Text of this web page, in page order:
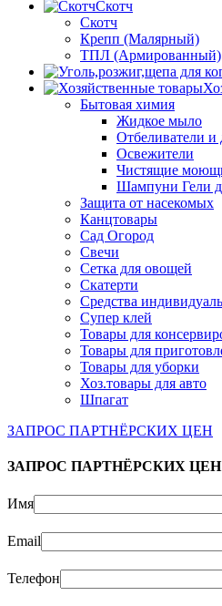
Скотч
Скотч
Крепп (Малярный)
ТПЛ (Армированный)
Бытовая химия
Жидкое мыло
Отбеливатели и
Освежители
Чистящие
Шампуни Гели
Защита от насекомых
Канцтовары
Сад Огород
Свечи
Сетка для овощей
Скатерти
Средства
Супер клей
Товары для
Товары для
Товары для уборки
Хоз.товары для авто
Шпагат
ЗАПРОС ПАРТНЁРСКИХ ЦЕН
ЗАПРОС ПАРТНЁРСКИХ ЦЕН
Имя
Email
Телефон